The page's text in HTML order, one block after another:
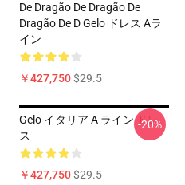
De Dragão De Dragão De
Dragão De D Gelo ドレス Aラ
イン
￥427,750$29.5
Gelo イタリア A ライン ドレ
ス
￥427,750$29.5
-20%